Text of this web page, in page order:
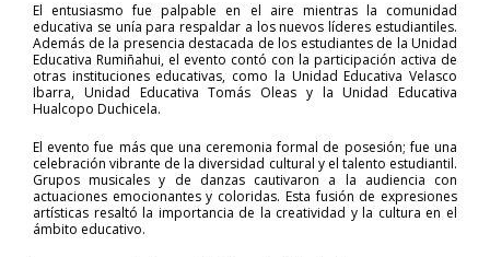
El entusiasmo fue palpable en el aire mientras la comunidad
educativa se unía para respaldar a los nuevos líderes estudiantiles.
Además de la presencia destacada de los estudiantes de la Unidad
Educativa Rumiñahui, el evento contó con la participación activa de
otras instituciones educativas, como la Unidad Educativa Velasco
Ibarra, Unidad Educativa Tomás Oleas y la Unidad Educativa
Hualcopo Duchicela.
El evento fue más que una ceremonia formal de posesión; fue una
celebración vibrante de la diversidad cultural y el talento estudiantil.
Grupos musicales y de danzas cautivaron a la audiencia con
actuaciones emocionantes y coloridas. Esta fusión de expresiones
artísticas resaltó la importancia de la creatividad y la cultura en el
ámbito educativo.